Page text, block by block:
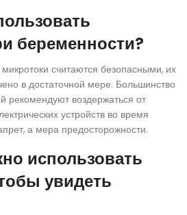
беременности?
считаются безопасными, их
в достаточной мере. Большинство
рекомендуют воздержаться от
устройств во время
а мера предосторожности.
использовать
увидеть